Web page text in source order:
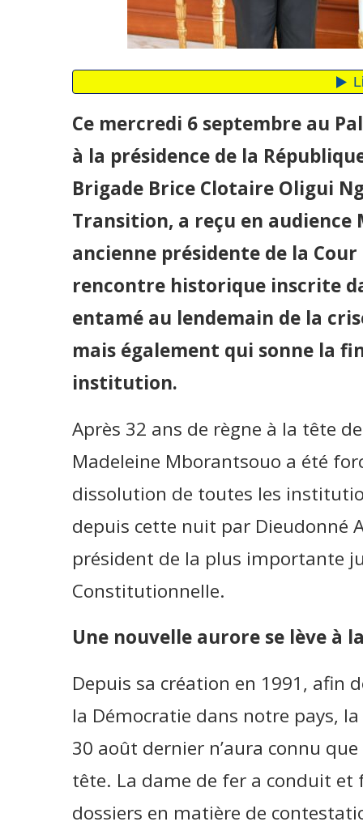
Ce mercredi 6 septembre au
à la présidence de la
Brigade Brice Clotaire Oligui
Transition, a reçu en
ancienne présidente de la
rencontre historique inscrite
entamé au lendemain de la
mais également qui sonne la
institution.
Après 32 ans de règne à la tête
Madeleine Mborantsouo a été
dissolution de toutes les
depuis cette nuit par Dieudonné
président de la plus importante
Constitutionnelle.
Une nouvelle aurore se lève à
Depuis sa création en 1991, afin
la Démocratie dans notre pays,
30 août dernier n’aura connu
tête. La dame de fer a conduit
dossiers en matière de